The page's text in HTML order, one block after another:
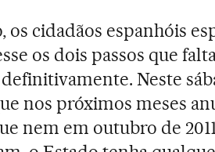
os cidadãos espanhóis
os dois passos que
Neste
nos próximos meses
nem em outubro de